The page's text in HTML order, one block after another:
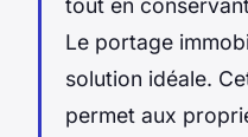
tout en
Le portage
solution idéale.
permet aux